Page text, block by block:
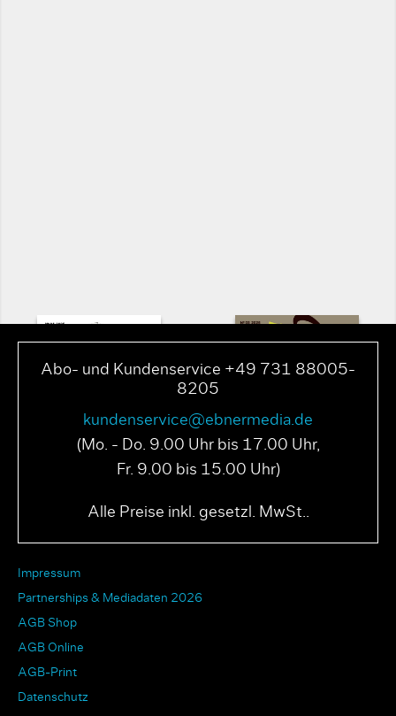
Abo- und Kundenservice +49 731 88005-
8205
kundenservice@ebnermedia.de
(Mo. - Do. 9.00 Uhr bis 17.00 Uhr,
Fr. 9.00 bis 15.00 Uhr)
Alle Preise inkl. gesetzl. MwSt..
Impressum
Partnerships & Mediadaten 2026
AGB Shop
AGB Online
AGB-Print
Datenschutz